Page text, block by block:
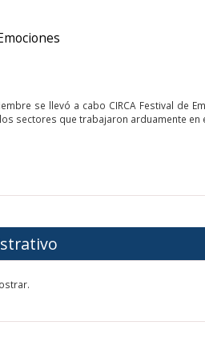
se llevó a cabo CIRCA Festival de
sectores que trabajaron arduamente